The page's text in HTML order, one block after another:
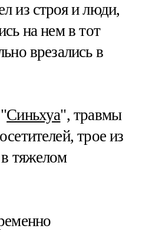
из строя и люди,
на нем в тот
врезались в
Синьхуа", травмы
трое из
тяжелом